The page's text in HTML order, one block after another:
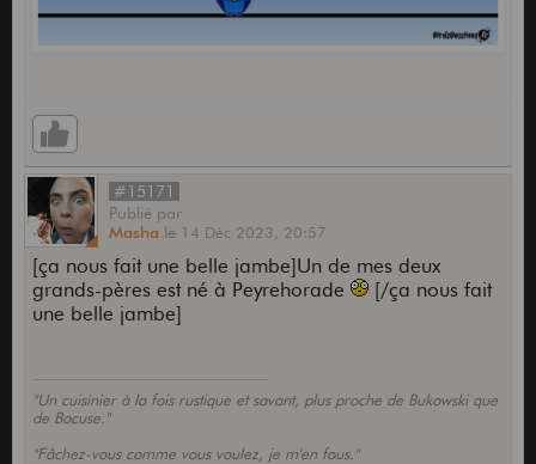
#15171
Publié par
Masha le 14 Déc 2023, 20:57
[ça nous fait une belle jambe]Un de mes deux
grands-pères est né à Peyrehorade
[/ça nous fait
une belle jambe]
"Un cuisinier à la fois rustique et savant, plus proche de Bukowski que
de Bocuse."
"Fâchez-vous comme vous voulez, je m'en fous."